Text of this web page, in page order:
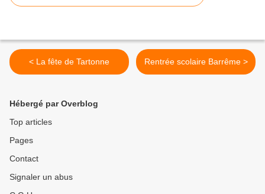
< La fête de Tartonne Rentrée scolaire Barrême >
Hébergé par Overblog
Top articles
Pages
Contact
Signaler un abus